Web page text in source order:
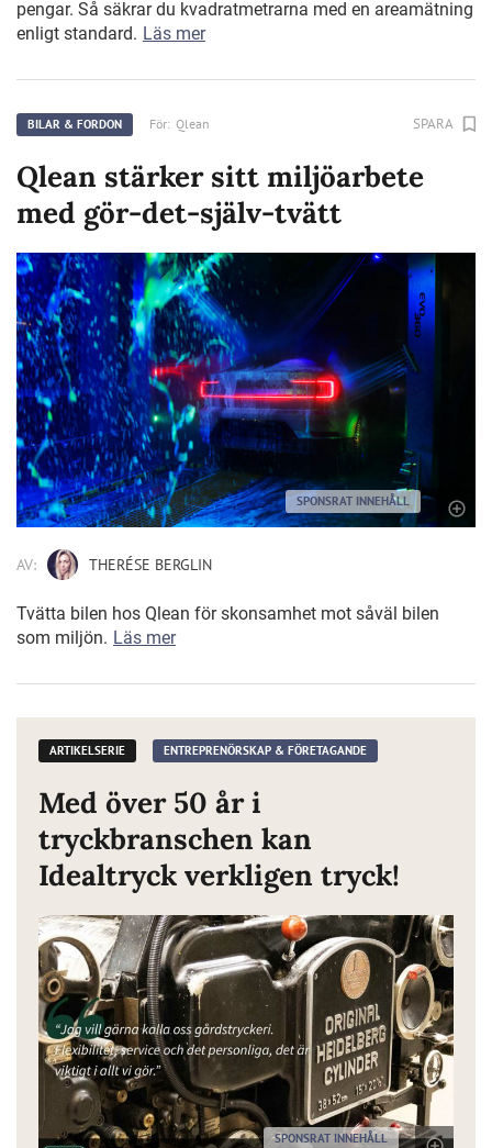
pengar. Så säkrar du kvadratmetrarna med en areamätning
enligt standard. Läs mer
BILAR & FORDON För: Qlean SPARA
Qlean stärker sitt miljöarbete
med gör-det-själv-tvätt
SPONSRAT INNEHÅLL
AV: THERÉSE BERGLIN
Tvätta bilen hos Qlean för skonsamhet mot såväl bilen
som miljön. Läs mer
ARTIKELSERIE ENTREPRENÖRSKAP & FÖRETAGANDE
Med över 50 år i
tryckbranschen kan
Idealtryck verkligen tryck!
SPONSRAT INNEHÅLL